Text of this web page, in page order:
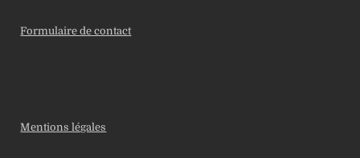
Formulaire de contact
Mentions légales